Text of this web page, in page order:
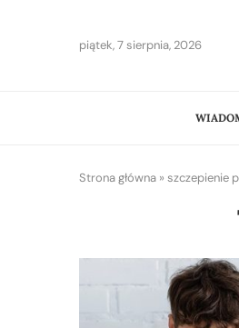
piątek, 7 sierpnia, 2026
Strona główna » szczepienie